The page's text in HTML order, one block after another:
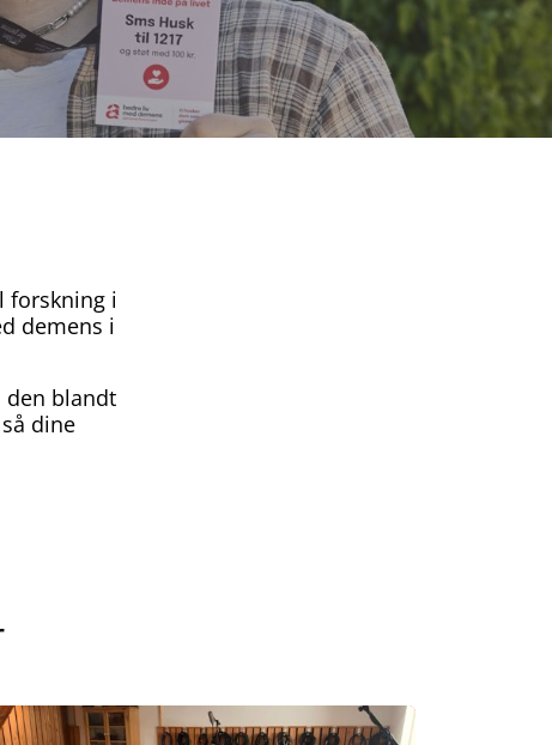
forskning i
demens i
den blandt
dine